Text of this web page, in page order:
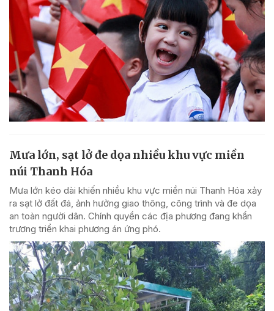
Mưa lớn, sạt lở đe dọa nhiều khu vực miền
núi Thanh Hóa
Mưa lớn kéo dài khiến nhiều khu vực miền núi Thanh Hóa xảy
ra sạt lở đất đá, ảnh hưởng giao thông, công trình và đe dọa
an toàn người dân. Chính quyền các địa phương đang khẩn
trương triển khai phương án ứng phó.